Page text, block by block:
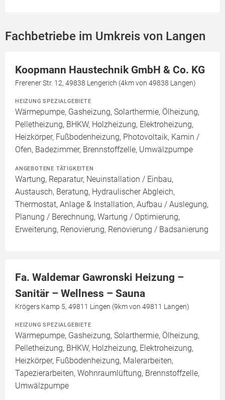
Fachbetriebe im Umkreis von Langen
Koopmann Haustechnik GmbH & Co. KG
Frerener Str. 12, 49838 Lengerich (4km von 49838 Langen)
HEIZUNG SPEZIALGEBIETE
Wärmepumpe, Gasheizung, Solarthermie, Ölheizung,
Pelletheizung, BHKW, Holzheizung, Elektroheizung,
Heizkörper, Fußbodenheizung, Photovoltaik, Kamin /
Ofen, Badezimmer, Brennstoffzelle, Umwälzpumpe
ANGEBOTENE TÄTIGKEITEN
Wartung, Reparatur, Neuinstallation / Einbau,
Austausch, Beratung, Hydraulischer Abgleich,
Thermostat, Anlage & Installation, Aufbau / Auslegung,
Planung / Berechnung, Wartung / Optimierung,
Erweiterung, Renovierung, Renovierung / Badsanierung
Fa. Waldemar Gawronski Heizung –
Sanitär – Wellness – Sauna
Krögers Kamp 5, 49811 Lingen (9km von 49811 Langen)
HEIZUNG SPEZIALGEBIETE
Wärmepumpe, Gasheizung, Solarthermie, Ölheizung,
Pelletheizung, BHKW, Holzheizung, Elektroheizung,
Heizkörper, Fußbodenheizung, Malerarbeiten,
Tapezierarbeiten, Wohnraumlüftung, Brennstoffzelle,
Umwälzpumpe